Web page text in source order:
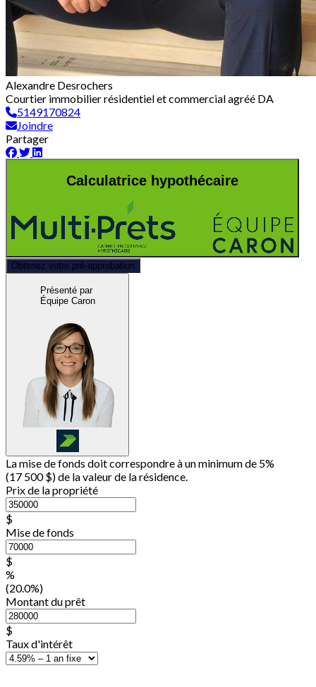
Alexandre Desrochers
Courtier immobilier résidentiel et commercial agréé DA
5149170824
Joindre
Partager
Calculatrice hypothécaire
Obtenez votre pré-approbation
Présenté par
Équipe Caron
La mise de fonds doit correspondre à un minimum de 5%
(17 500 $) de la valeur de la résidence.
Prix de la propriété
$
Mise de fonds
$
%
(20.0%)
Montant du prêt
$
Taux d'intérêt